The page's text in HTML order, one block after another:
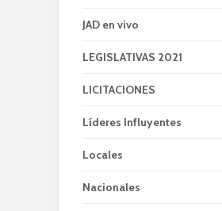
JAD en vivo
LEGISLATIVAS 2021
LICITACIONES
Líderes Influyentes
Locales
Nacionales